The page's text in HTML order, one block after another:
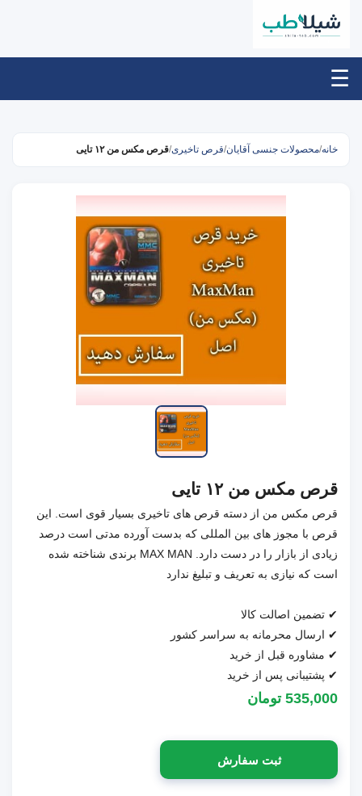
☰
خانه/محصولات جنسی آقایان/قرص تاخیری/قرص مکس من ۱۲ تایی
قرص مکس من ۱۲ تایی
قرص مکس من از دسته قرص های تاخیری بسیار قوی است. این
قرص با مجوز های بین المللی که بدست آورده مدتی است درصد
زیادی از بازار را در دست دارد. MAX MAN برندی شناخته شده
است که نیازی به تعریف و تبلیغ ندارد
✔ تضمین اصالت کالا
✔ ارسال محرمانه به سراسر کشور
✔ مشاوره قبل از خرید
✔ پشتیبانی پس از خرید
535,000 تومان
ثبت سفارش